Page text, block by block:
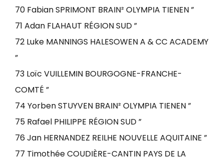
70 Fabian SPRIMONT BRAIN² OLYMPIA TIENEN ”
71 Adan FLAHAUT RÉGION SUD ”
72 Luke MANNINGS HALESOWEN A & CC ACADEMY
”
73 Loïc VUILLEMIN BOURGOGNE-FRANCHE-
COMTÉ ”
74 Yorben STUYVEN BRAIN² OLYMPIA TIENEN ”
75 Rafael PHILIPPE RÉGION SUD ”
76 Jan HERNANDEZ REILHE NOUVELLE AQUITAINE ”
77 Timothée COUDIÈRE-CANTIN PAYS DE LA